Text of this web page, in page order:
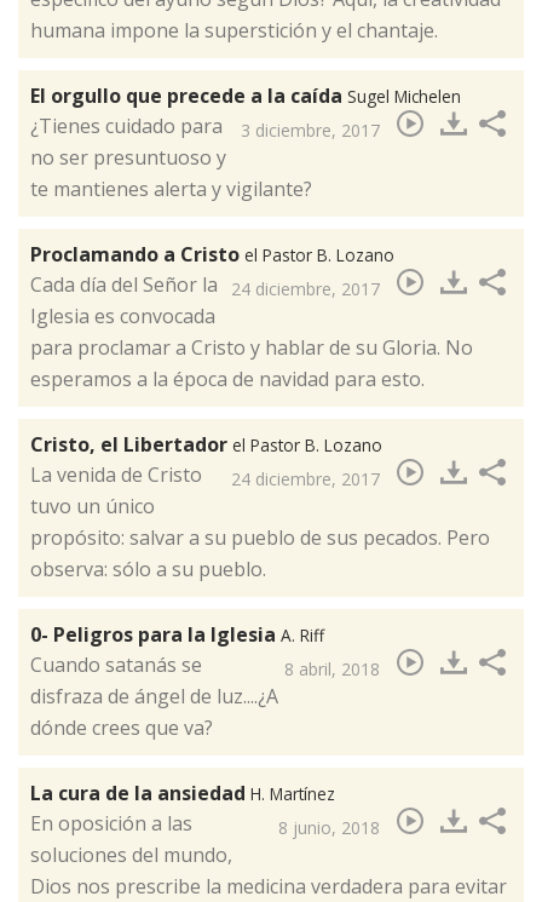
humana impone la superstición y el chantaje.​
El orgullo que precede a la caída Sugel Michelen
3 diciembre, 2017
¿Tienes cuidado para
no ser presuntuoso y
te mantienes alerta y vigilante?​
Proclamando a Cristo el Pastor B. Lozano
24 diciembre, 2017
Cada día del Señor la
Iglesia es convocada
para proclamar a Cristo y hablar de su Gloria. No
esperamos a la época de navidad para esto. ​
Cristo, el Libertador el Pastor B. Lozano
24 diciembre, 2017
​La venida de Cristo
tuvo un único
propósito: salvar a su pueblo de sus pecados. Pero
observa: sólo a su pueblo.
0- Peligros para la Iglesia A. Riff
8 abril, 2018
Cuando satanás se
disfraza de ángel de luz....¿A
dónde crees que va?​
La cura de la ansiedad H. Martínez
8 junio, 2018
En oposición a las
soluciones del mundo,
Dios nos prescribe la medicina verdadera para evitar